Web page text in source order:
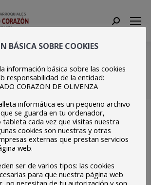
Search:
Mujer MEPAS
(18)
aquí:Dia de la Mujer MEPAS…
BÁSICA SOBRE COOKIES
información básica sobre las cookies
responsabilidad de la entidad:
CORAZON DE OLIVENZA
informática es un pequeño archivo
se guarda en tu ordenador,
tableta cada vez que visitas nuestra
cookies son nuestras y otras
externas que prestan servicios
web.
ser de varios tipos: las cookies
para que nuestra página web